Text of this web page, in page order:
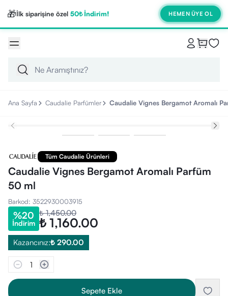
🎁İlk siparişine özel 50₺ İndirim! HEMEN ÜYE OL
Ana Sayfa Caudalie Parfümler Caudalie Vignes Bergamot Aromalı
Tüm Caudalie Ürünleri
Caudalie Vignes Bergamot Aromalı Parfüm
50 ml
Barkod: 3522930003915
%20
İndirim
₺ 1,450.00
₺ 1,160.00
Kazancınız:₺ 290.00
1
Sepete Ekle